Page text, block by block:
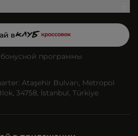
в
программы
Ataşehir Bulvarı, Metropol
34758, İstanbul, Türkiye